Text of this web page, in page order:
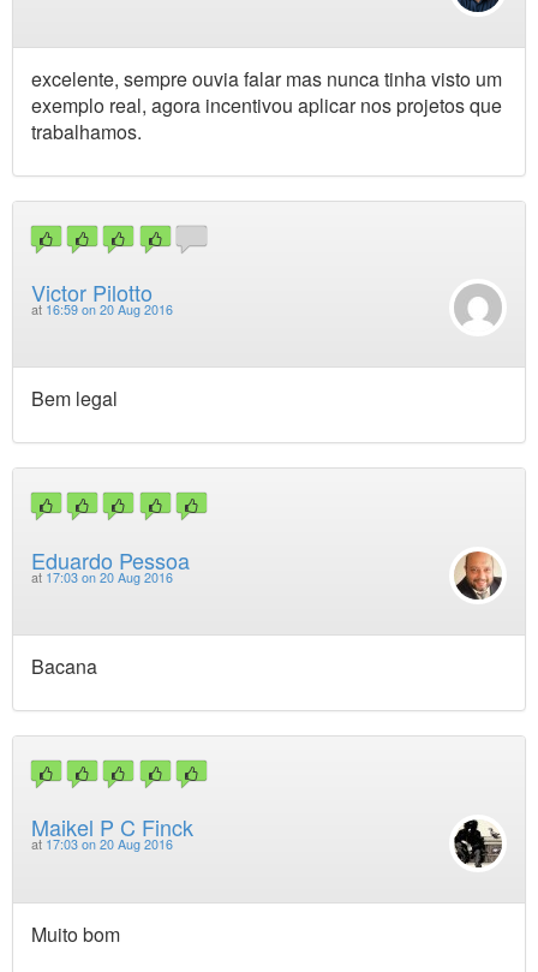
excelente, sempre ouvia falar mas nunca tinha visto um
exemplo real, agora incentivou aplicar nos projetos que
trabalhamos.
Victor Pilotto
at 16:59 on 20 Aug 2016
Bem legal
Eduardo Pessoa
at 17:03 on 20 Aug 2016
Bacana
Maikel P C Finck
at 17:03 on 20 Aug 2016
Muito bom